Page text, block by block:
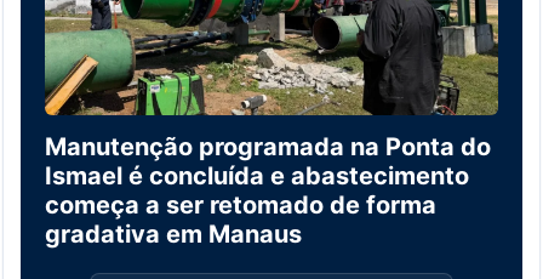
Manutenção programada na Ponta do
Ismael é concluída e abastecimento
começa a ser retomado de forma
gradativa em Manaus